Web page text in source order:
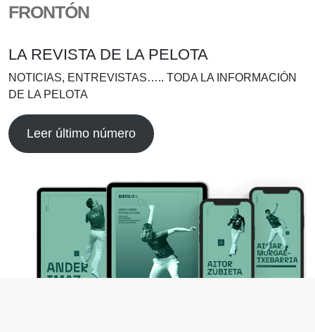
FRONTÓN
LA REVISTA DE LA PELOTA
NOTICIAS, ENTREVISTAS….. TODA LA INFORMACIÓN
DE LA PELOTA
Leer último número